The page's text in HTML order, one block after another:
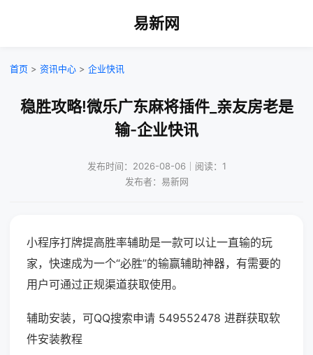
易新网
首页 > 资讯中心 > 企业快讯
稳胜攻略!微乐广东麻将插件_亲友房老是
输-企业快讯
发布时间：2026-08-06｜阅读：1
发布者：易新网
小程序打牌提高胜率辅助是一款可以让一直输的玩
家，快速成为一个“必胜”的输赢辅助神器，有需要的
用户可通过正规渠道获取使用。
辅助安装，可QQ搜索申请 549552478 进群获取软
件安装教程